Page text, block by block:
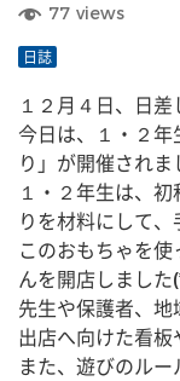
77 views
日誌
１２月４日、日差
今日は、１・２
り」が開催されま
１・２年生は、
りを材料にして、
このおもちゃを
んを開店しました
先生や保護者、地
出店へ向けた看板
また、遊びのル